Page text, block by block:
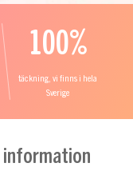
100%
täckning, vi finns i hela
Sverige
information